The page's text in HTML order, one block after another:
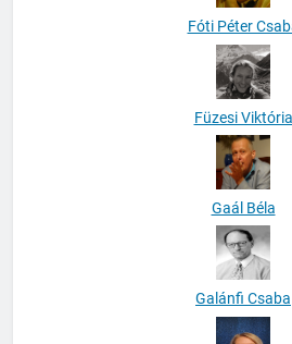
Fóti Péter Csaba
Füzesi Viktória
Gaál Béla
Galánfi Csaba